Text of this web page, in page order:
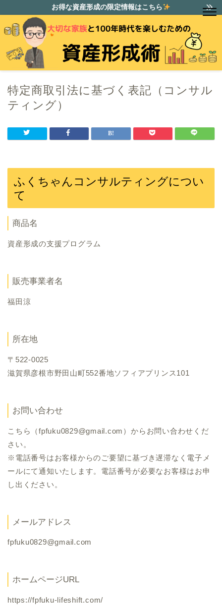
お得な資産形成の限定情報はこちら
特定商取引法に基づく表記（コンサル
ティング）
ふくちゃんコンサルティングについ
て
商品名
資産形成の支援プログラム
販売事業者名
福田涼
所在地
〒522-0025
滋賀県彦根市野田山町552番地ソフィアプリンス101
お問い合わせ
こちら（fpfuku0829@gmail.com）からお問い合わせくだ
さい。
※電話番号はお客様からのご要望に基づき遅滞なく電子メ
ールにて通知いたします。電話番号が必要なお客様はお申
し出ください。
メールアドレス
fpfuku0829@gmail.com
ホームページURL
https://fpfuku-lifeshift.com/